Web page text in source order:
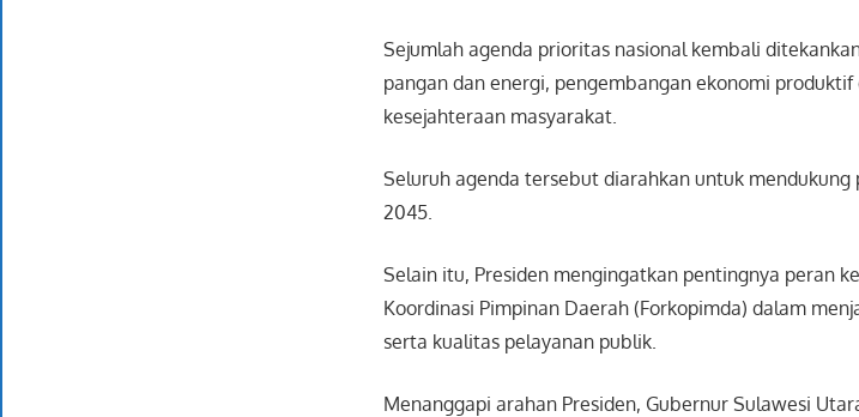
Sejumlah agenda prioritas nasional kembali
pangan dan energi, pengembangan ekonomi
kesejahteraan masyarakat.
Seluruh agenda tersebut diarahkan untuk mendukung
2045.
Selain itu, Presiden mengingatkan pentingnya peran
Koordinasi Pimpinan Daerah (Forkopimda) dalam
serta kualitas pelayanan publik.
Menanggapi arahan Presiden, Gubernur Sulawesi